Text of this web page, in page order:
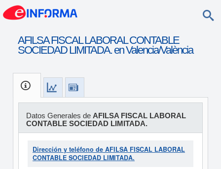
AFILSA FISCAL LABORAL CONTABLE
SOCIEDAD LIMITADA. en Valencia/València
Datos Generales de AFILSA FISCAL LABORAL
CONTABLE SOCIEDAD LIMITADA.
Dirección y teléfono de AFILSA FISCAL LABORAL
CONTABLE SOCIEDAD LIMITADA.